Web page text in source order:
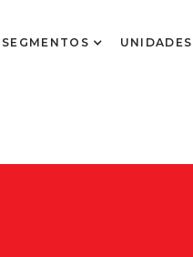
SEGMENTOS UNIDADES